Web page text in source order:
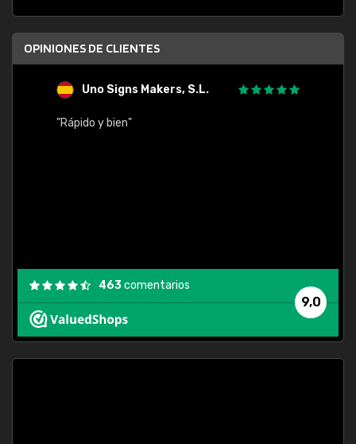
OPINIONES DE CLIENTES
Uno Signs Makers, S.L.
"Rápido y bien"
9,0
463comentarios